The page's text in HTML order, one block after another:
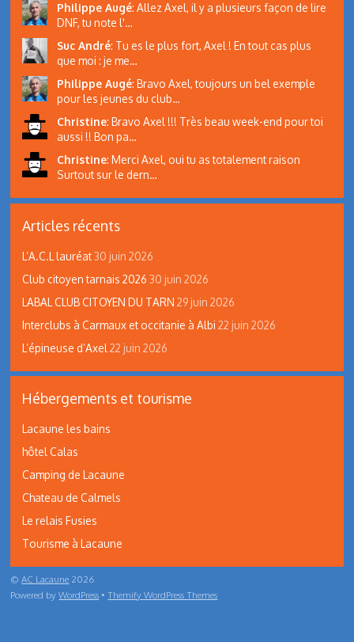
Philippe Augé: Allez Axel, il y a plusieurs façon de lire
DNF, tu note l'…
Suc André: Tu es le plus fort, Axel ! En tout cas plus
que moi : je me…
Philippe Augé: Bravo Axel, toujours un bel exemple
pour les jeunes du club…
Christine: Bravo Axel !!! Très beau week-end pour toi
aussi !! Bon pa…
Christine: Merci Axel, oui tu as totalement raison
Surtout sur le dern…
Articles récents
L’A.C.L lauréat 30 juin 2026
Club citoyen tarnais 2026 30 juin 2026
LABAL CLUB CITOYEN DU TARN 29 juin 2026
Interclubs à Carmaux et occitanie à Albi 22 juin 2026
L’épineuse d’Axel 22 juin 2026
Hébergements et tourisme
Lacaune les bains
hôtel Calas
Camping de Lacaune
Chateau de Calmels
Le relais Fusies
Tourisme à Lacaune
©AC Lacaune 2026
Powered byWordPress •Themify WordPress Themes